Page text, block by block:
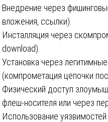
Внедрение через
вложения, ссылки).
Инсталляция через
download).
Установка через
(компрометация цепочки
Физический доступ
флеш-носителя или через
Использование